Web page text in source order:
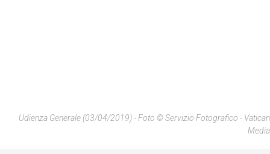
Udienza Generale (03/04/2019) - Foto © Servizio Fotografico - Vatican
Media